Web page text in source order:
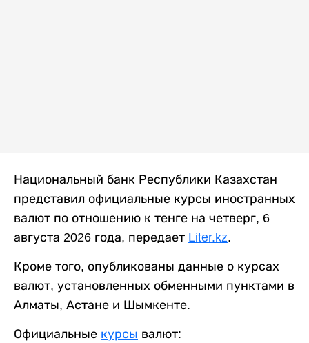
Национальный банк Республики Казахстан
представил официальные курсы иностранных
валют по отношению к тенге на четверг, 6
августа 2026 года, передает Liter.kz.
Кроме того, опубликованы данные о курсах
валют, установленных обменными пунктами в
Алматы, Астане и Шымкенте.
Официальные курсы валют: